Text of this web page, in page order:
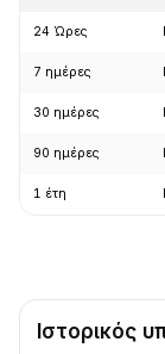
24 Ώρες
7 ημέρες
30 ημέρες
90 ημέρες
1 έτη
Ιστορικός